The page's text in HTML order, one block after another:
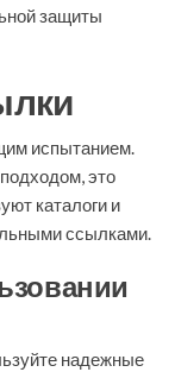
защиты
испытанием.
это
каталоги и
ссылками.
надежные